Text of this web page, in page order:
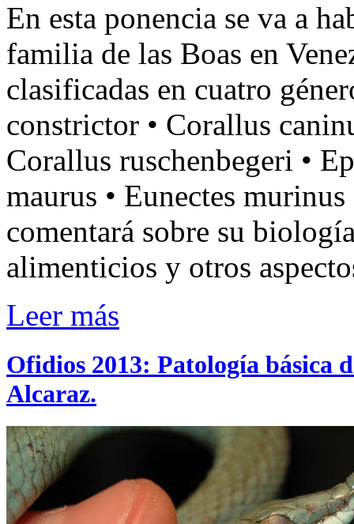
En esta ponencia se va a
familia de las Boas en
clasificadas en cuatro
constrictor • Corallus
Corallus ruschenbegeri •
maurus • Eunectes
comentará sobre su
alimenticios y otros
Leer más
Ofidios 2013: Patología básica
Alcaraz.